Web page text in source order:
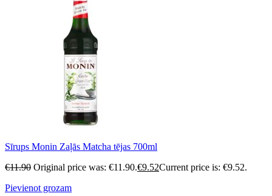
Sīrups Monin Zaļās Matcha tējas 700ml
€11.90 Original price was: €11.90.€9.52Current price is: €9.52.
Pievienot grozam